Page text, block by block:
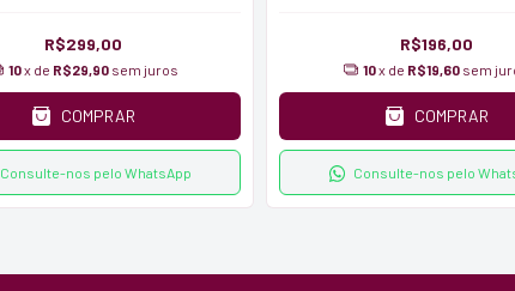
R$299,00
10x de R$29,90 sem juros
COMPRAR
Consulte-nos pelo WhatsApp
R$196,00
10x de R$19,60 sem
COMPRAR
Consulte-nos pelo